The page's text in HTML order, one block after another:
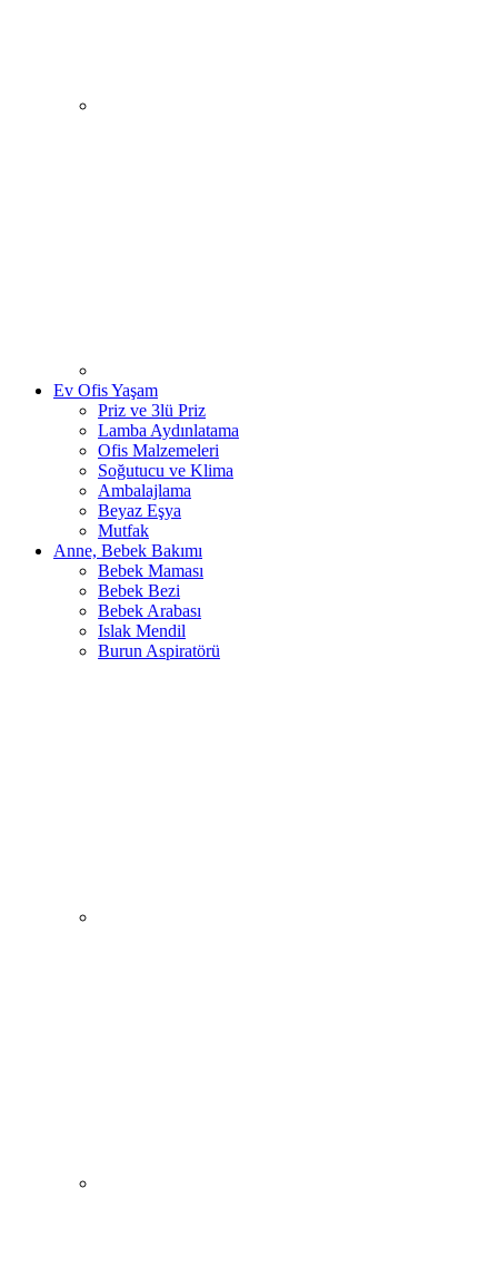
Ev Ofis Yaşam
Priz ve 3lü Priz
Lamba Aydınlatama
Ofis Malzemeleri
Soğutucu ve Klima
Ambalajlama
Beyaz Eşya
Mutfak
Anne, Bebek Bakımı
Bebek Maması
Bebek Bezi
Bebek Arabası
Islak Mendil
Burun Aspiratörü